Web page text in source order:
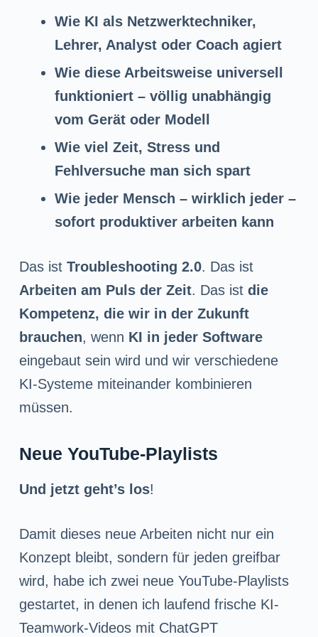
Wie KI als Netzwerktechniker,
Lehrer, Analyst oder Coach agiert
Wie diese Arbeitsweise universell
funktioniert – völlig unabhängig
vom Gerät oder Modell
Wie viel Zeit, Stress und
Fehlversuche man sich spart
Wie jeder Mensch – wirklich jeder –
sofort produktiver arbeiten kann
Das ist Troubleshooting 2.0. Das ist
Arbeiten am Puls der Zeit. Das ist die
Kompetenz, die wir in der Zukunft
brauchen, wenn KI in jeder Software
eingebaut sein wird und wir verschiedene
KI-Systeme miteinander kombinieren
müssen.
Neue YouTube-Playlists
Und jetzt geht’s los!
Damit dieses neue Arbeiten nicht nur ein
Konzept bleibt, sondern für jeden greifbar
wird, habe ich zwei neue YouTube-Playlists
gestartet, in denen ich laufend frische KI-
Teamwork-Videos mit ChatGPT